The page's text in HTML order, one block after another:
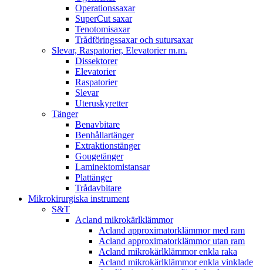
Operationssaxar
SuperCut saxar
Tenotomisaxar
Trådföringssaxar och sutursaxar
Slevar, Raspatorier, Elevatorier m.m.
Dissektorer
Elevatorier
Raspatorier
Slevar
Uteruskyretter
Tänger
Benavbitare
Benhållartänger
Extraktionstänger
Gougetänger
Laminektomistansar
Plattänger
Trådavbitare
Mikrokirurgiska instrument
S&T
Acland mikrokärlklämmor
Acland approximatorklämmor med ram
Acland approximatorklämmor utan ram
Acland mikrokärlklämmor enkla raka
Acland mikrokärlklämmor enkla vinklade